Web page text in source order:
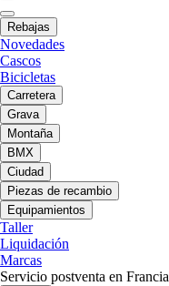
Rebajas
Novedades
Cascos
Bicicletas
Carretera
Grava
Montaña
BMX
Ciudad
Piezas de recambio
Equipamientos
Taller
Liquidación
Marcas
Servicio postventa en Francia